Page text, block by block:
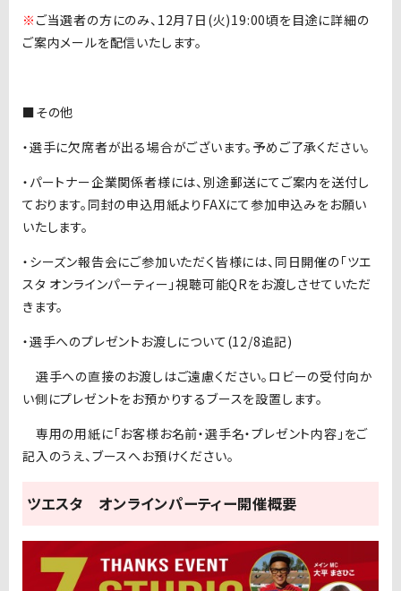
※ ご当選者の方にのみ、12月7日(火)19:00頃を目途に詳細の
ご案内メールを配信いたします。
■その他
・選手に欠席者が出る場合がございます。予めご了承ください。
・パートナー企業関係者様には、別途郵送にてご案内を送付し
ております。同封の申込用紙よりFAXにて参加申込みをお願い
いたします。
・シーズン報告会にご参加いただく皆様には、同日開催の「ツエ
スタ オンラインパーティー」視聴可能QRをお渡しさせていただ
きます。
・選手へのプレゼントお渡しについて(12/8追記)
選手への直接のお渡しはご遠慮ください。ロビーの受付向か
い側にプレゼントをお預かりするブースを設置します。
専用の用紙に「お客様お名前・選手名・プレゼント内容」をご
記入のうえ、ブースへお預けください。
ツエスタ オンラインパーティー開催概要